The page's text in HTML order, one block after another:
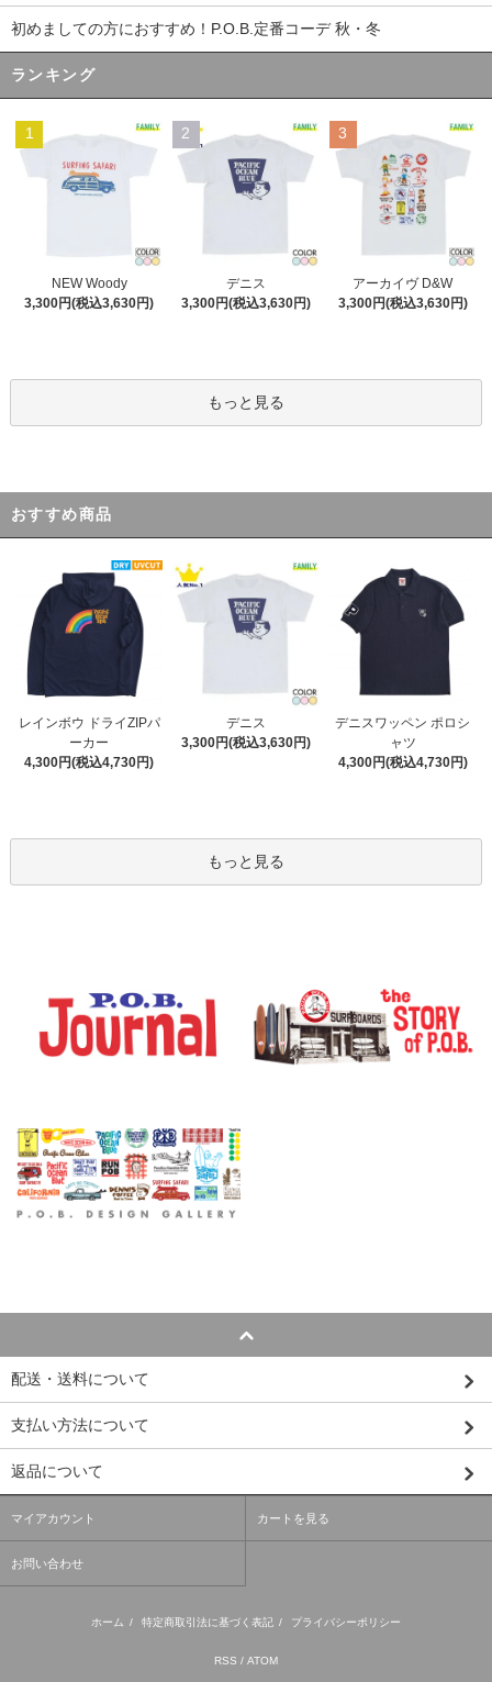
初めましての方におすすめ！P.O.B.定番コーデ 秋・冬
ランキング
1
NEW Woody
3,300円(税込3,630円)
2
デニス
3,300円(税込3,630円)
3
アーカイヴ D&W
3,300円(税込3,630円)
もっと見る
おすすめ商品
レインボウ ドライZIPパ
ーカー
4,300円(税込4,730円)
デニス
3,300円(税込3,630円)
デニスワッペン ポロシ
ャツ
4,300円(税込4,730円)
もっと見る
配送・送料について
支払い方法について
返品について
マイアカウント カートを見る
お問い合わせ
ホーム / 特定商取引法に基づく表記 / プライバシーポリシー
RSS / ATOM